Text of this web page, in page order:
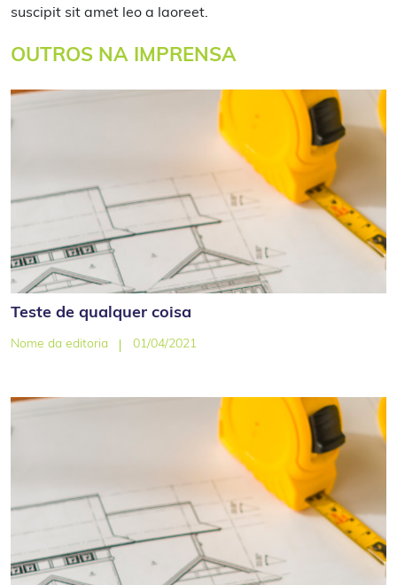
suscipit sit amet leo a laoreet.
OUTROS NA IMPRENSA
Teste de qualquer coisa
Nome da editoria 01/04/2021